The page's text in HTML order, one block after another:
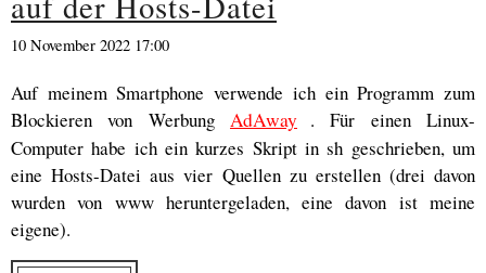
10 November 2022 17:00
Auf meinem Smartphone verwende ich ein Programm zum
Blockieren von Werbung AdAway . Für einen Linux-
Computer habe ich ein kurzes Skript in sh geschrieben, um
eine Hosts-Datei aus vier Quellen zu erstellen (drei davon
wurden von www heruntergeladen, eine davon ist meine
eigene).